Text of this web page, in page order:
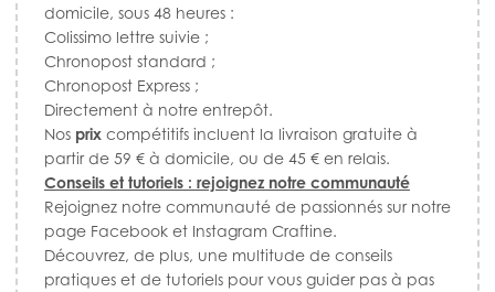
domicile, sous 48 heures :
Colissimo lettre suivie ;
Chronopost standard ;
Chronopost Express ;
Directement à notre entrepôt.
Nos prix compétitifs incluent la livraison gratuite à
partir de 59 € à domicile, ou de 45 € en relais.
Conseils et tutoriels : rejoignez notre communauté
Rejoignez notre communauté de passionnés sur notre
page Facebook et Instagram Craftine.
Découvrez, de plus, une multitude de conseils
pratiques et de tutoriels pour vous guider pas à pas